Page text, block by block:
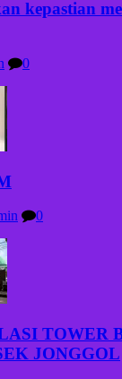
kepastian
0
0
TOWER
JONGGOL